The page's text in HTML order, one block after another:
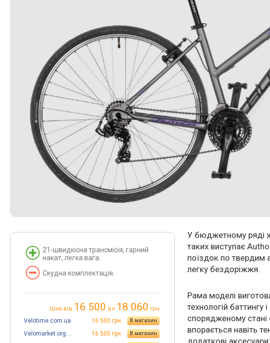
21-швидкісна трансмісія, гарний
накат, легка вага.
Скудна комплектація.
Ціна від 16 500 до 18 060 грн.
Velotime.com.ua 16 500 грн. В магазин
Velomarket.org.ua 16 500 грн. В магазин
У бюджетному ряді
таких виступає
поїздок по твердим
легку бездоріжжя.
Рама моделі
технологій баттингу
спорядженому стані
впорається навіть